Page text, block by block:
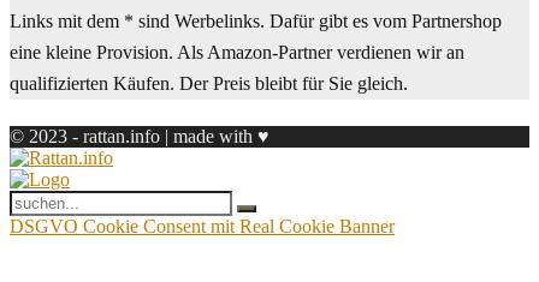
Links mit dem * sind Werbelinks. Dafür gibt es vom Partnershop
eine kleine Provision. Als Amazon-Partner verdienen wir an
qualifizierten Käufen. Der Preis bleibt für Sie gleich.
© 2023 - rattan.info | made with ♥
DSGVO Cookie Consent mit Real Cookie Banner